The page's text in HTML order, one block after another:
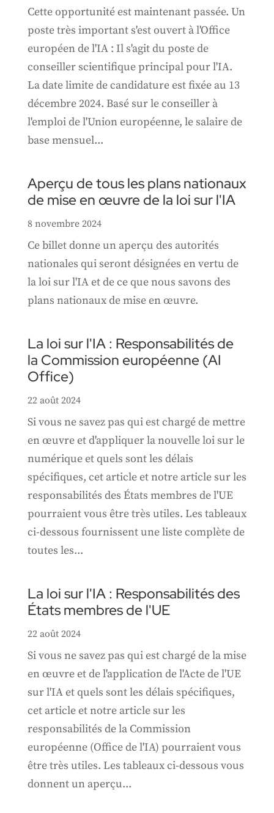
Cette opportunité est maintenant passée. Un
poste très important s'est ouvert à l'Office
européen de l'IA : Il s'agit du poste de
conseiller scientifique principal pour l'IA.
La date limite de candidature est fixée au 13
décembre 2024. Basé sur le conseiller à
l'emploi de l'Union européenne, le salaire de
base mensuel...
Aperçu de tous les plans nationaux
de mise en œuvre de la loi sur l'IA
8 novembre 2024
Ce billet donne un aperçu des autorités
nationales qui seront désignées en vertu de
la loi sur l'IA et de ce que nous savons des
plans nationaux de mise en œuvre.
La loi sur l'IA : Responsabilités de
la Commission européenne (AI
Office)
22 août 2024
Si vous ne savez pas qui est chargé de mettre
en œuvre et d'appliquer la nouvelle loi sur le
numérique et quels sont les délais
spécifiques, cet article et notre article sur les
responsabilités des États membres de l'UE
pourraient vous être très utiles. Les tableaux
ci-dessous fournissent une liste complète de
toutes les...
La loi sur l'IA : Responsabilités des
États membres de l'UE
22 août 2024
Si vous ne savez pas qui est chargé de la mise
en œuvre et de l'application de l'Acte de l'UE
sur l'IA et quels sont les délais spécifiques,
cet article et notre article sur les
responsabilités de la Commission
européenne (Office de l'IA) pourraient vous
être très utiles. Les tableaux ci-dessous vous
donnent un aperçu...